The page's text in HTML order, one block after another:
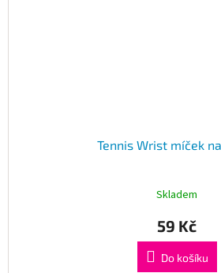
Tennis Wrist míček
Skladem
59 Kč
Do košíku